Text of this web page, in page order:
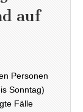
auf
Personen
Sonntag)
Fälle